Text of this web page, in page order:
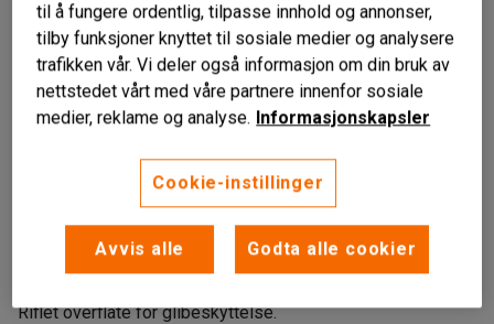
Bra glibeskyttelse
Leder under vann
Drenerende plastmatte for våre plasser. Bygges av plater
Riflet overflate for glibeskyttelse.
til å fungere ordentlig, tilpasse innhold og annonser,
tilby funksjoner knyttet til sosiale medier og analysere
trafikken vår. Vi deler også informasjon om din bruk av
nettstedet vårt med våre partnere innenfor sosiale
medier, reklame og analyse. Informasjonskapsler
Cookie-instillinger
Avvis alle Godta alle cookier